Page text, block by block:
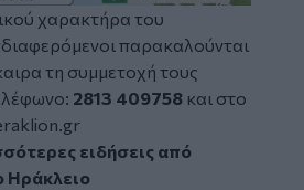
χαρακτήρα του
παρακαλούνται
τη συμμετοχή τους
2813 409758 και στο
ειδήσεις από
Ηράκλειο